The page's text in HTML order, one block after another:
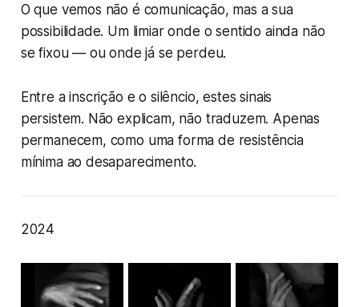
O que vemos não é comunicação, mas a sua
possibilidade. Um limiar onde o sentido ainda não
se fixou — ou onde já se perdeu.
Entre a inscrição e o silêncio, estes sinais
persistem. Não explicam, não traduzem. Apenas
permanecem, como uma forma de resistência
mínima ao desaparecimento.
2024